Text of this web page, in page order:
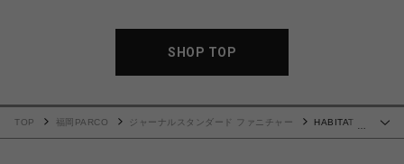
SHOP TOP
TOP 福岡PARCO ジャーナルスタンダード ファニチャー
HABITAT